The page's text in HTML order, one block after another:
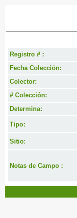
Registro # :
Fecha Colección:
Colector:
# Colección:
Determina:
Tipo:
Sitio:
Notas de Campo :